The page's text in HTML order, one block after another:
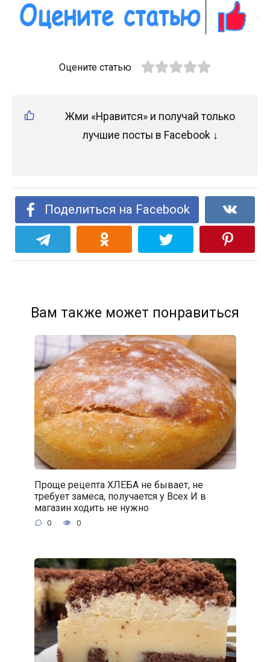
Оцените статью
Жми «Нравится» и получай только
лучшие посты в Facebook ↓
Поделиться на Facebook
Вам также может понравиться
Проще рецепта ХЛЕБА не бывает, не
требует замеса, получается у Всех И в
магазин ходить не нужно
0 0